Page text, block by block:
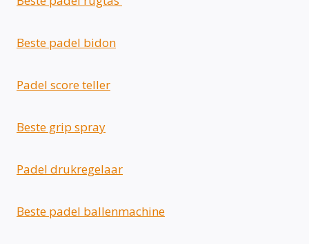
Beste padel bidon
Padel score teller
Beste grip spray
Padel drukregelaar
Beste padel ballenmachine